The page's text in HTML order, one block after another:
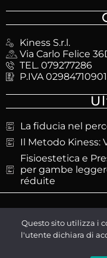
Kiness S.r.l.
Via Carlo Felice
TEL. 079277286
P.IVA 02984710901
La fiducia nel
Il Metodo Kiness:
Fisioestetica e
per gambe
réduite
Questo sito utilizza i
l'utente dichiara di